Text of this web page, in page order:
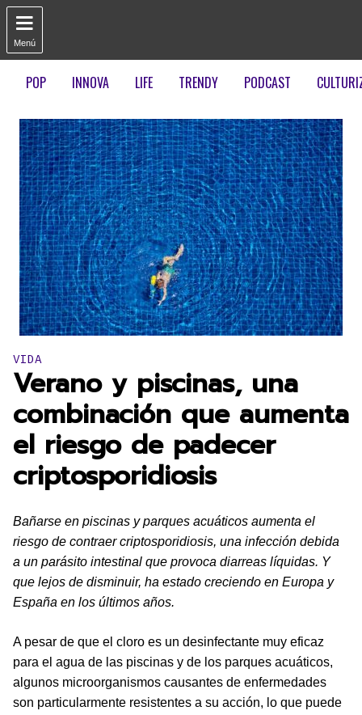

Menú
POP INNOVA LIFE TRENDY PODCAST
Publicado en:
VIDA
Verano y piscinas, una
combinación que aumenta
el riesgo de padecer
criptosporidiosis
Bañarse en piscinas y parques acuáticos aumenta el
riesgo de contraer criptosporidiosis, una infección debida
a un parásito intestinal que provoca diarreas líquidas. Y
que lejos de disminuir, ha estado creciendo en Europa y
España en los últimos años.
A pesar de que el cloro es un desinfectante muy eficaz
para el agua de las piscinas y de los parques acuáticos,
algunos microorganismos causantes de enfermedades
son particularmente resistentes a su acción, lo que puede